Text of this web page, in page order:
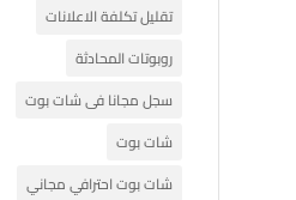
تقليل تكلفة الاعلانات
روبوتات المحادثة
سجل مجانا فى شات بوت
شات بوت
شات بوت احترافي مجاني